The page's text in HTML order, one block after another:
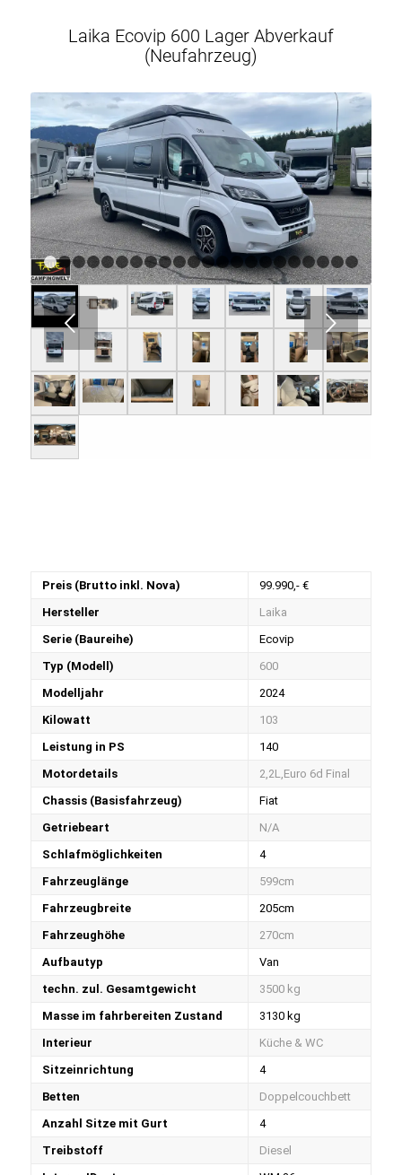
Laika Ecovip 600 Lager Abverkauf
(Neufahrzeug)
Weiter
1 2 3 4 5 6 7 8 9 1011121314151617
Preis (Brutto inkl. Nova)
99.990,- €
Hersteller
Laika
Serie (Baureihe)
Ecovip
Typ (Modell)
600
Modelljahr
2024
Kilowatt
103
Leistung in PS
140
Motordetails
2,2L,Euro 6d Final
Chassis (Basisfahrzeug)
Fiat
Getriebeart
N/A
Schlafmöglichkeiten
4
Fahrzeuglänge
599cm
Fahrzeugbreite
205cm
Fahrzeughöhe
270cm
Aufbautyp
Van
techn. zul. Gesamtgewicht
3500 kg
Masse im fahrbereiten Zustand
3130 kg
Interieur
Küche & WC
Sitzeinrichtung
4
Betten
Doppelcouchbett
Anzahl Sitze mit Gurt
4
Treibstoff
Diesel